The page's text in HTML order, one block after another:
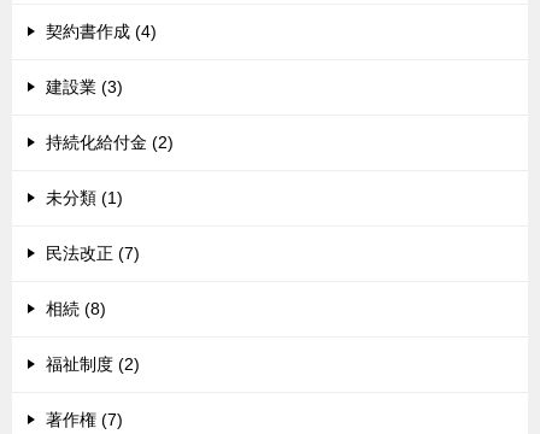
契約書作成 (4)
建設業 (3)
持続化給付金 (2)
未分類 (1)
民法改正 (7)
相続 (8)
福祉制度 (2)
著作権 (7)